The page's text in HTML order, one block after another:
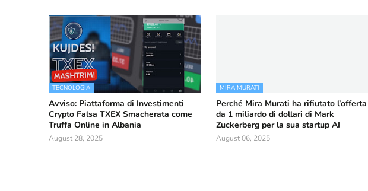
TECNOLOGIA
Avviso: Piattaforma di Investimenti
Crypto Falsa TXEX Smacherata come
Truffa Online in Albania
August 28, 2025
MIRA MURATI
Perché Mira Murati ha rifiutato l’offerta
da 1 miliardo di dollari di Mark
Zuckerberg per la sua startup AI
August 06, 2025